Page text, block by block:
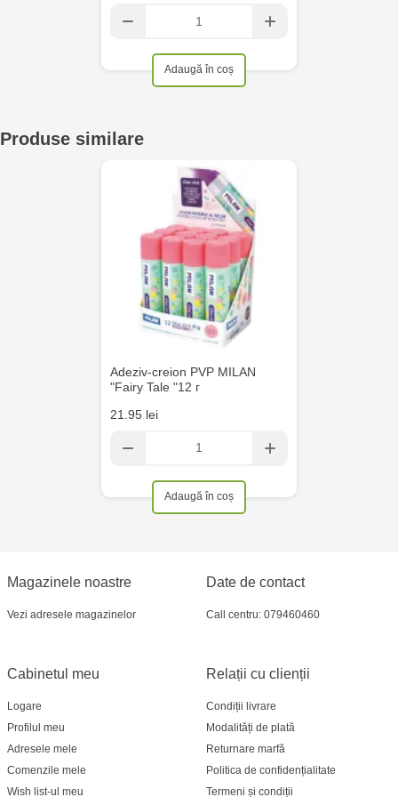
Crafti Sculeni - str. Calea Ieșilor, 3/1
Crafti Bălți- EviMall, et2
MultiStore Căușeni- str. Iurii Gagarin 24
Adaugă în coș
Produse similare
Adeziv-creion PVP MILAN
"Fairy Tale "12 г
21.95 lei
Adaugă în coș
Magazinele noastre
Vezi adresele magazinelor
Relații cu clienții
Condiții livrare
Modalități de plată
Returnare marfă
Politica de confidențialitate
Termeni și condiții
Cabinetul meu
Logare
Profilul meu
Adresele mele
Comenzile mele
Wish list-ul meu
Date de contact
Call centru: 079460460